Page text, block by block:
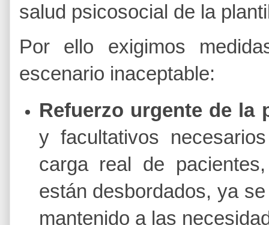
salud psicosocial de la
​Por ello exigimos
escenario inaceptable:
Refuerzo urgente de la
y facultativos
carga real de
están desbordados, ya
mantenido a las